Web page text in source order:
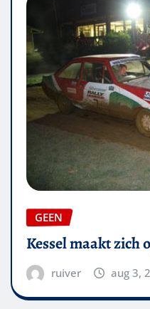
GEEN
Kessel maakt zich
ruiver aug 3,